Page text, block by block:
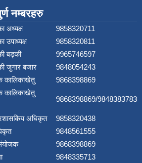
नम्बरहरु
अध्यक्ष
9858320711
उपाध्यक्ष
9858320811
बड्की
9965746597
जुगार बजार
9848054243
कालिकाखेतु
9868398869
कालिकाखेतु
9868398869/9848383783
अधिकृत
9858320438
9848561555
9868398869
9848335713